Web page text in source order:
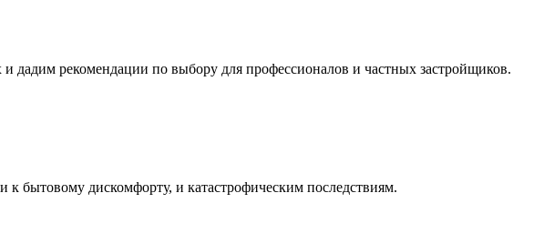
дадим рекомендации по выбору для профессионалов и частных застройщиков.
бытовому дискомфорту, и катастрофическим последствиям.